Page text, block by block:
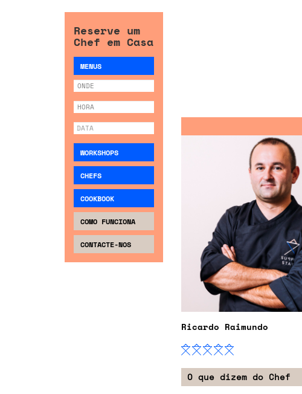
Reserve um
Chef em Casa
MENUS
WORKSHOPS
CHEFS
COOKBOOK
COMO FUNCIONA
CONTACTE-NOS
Ricardo Raimundo
O que dizem do Chef